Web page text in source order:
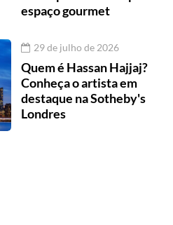
espaço gourmet
29 de julho de 2026
Quem é Hassan Hajjaj?
Conheça o artista em
destaque na Sotheby's
Londres